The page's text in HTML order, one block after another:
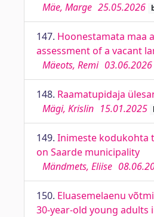
Mäe, Marge 25.05.2026
147. Hoonestamata maa
assessment of a vacant
Mäeots, Remi 03.06.2026
148. Raamatupidaja
Mägi, Krislin 15.01.2025
149. Inimeste kodukohta
on Saarde municipality
Mändmets, Eliise
150. Eluasemelaenu
30-year-old young adults